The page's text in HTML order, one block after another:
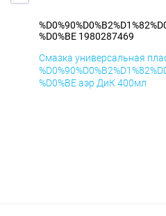
%D0%BE 1980287469
Смазка универсальная
%D0%BE аэр ДиК 400мл